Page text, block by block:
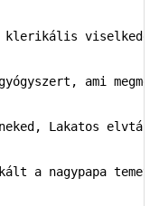
klerikális
ami
Lakatos
a nagypapa